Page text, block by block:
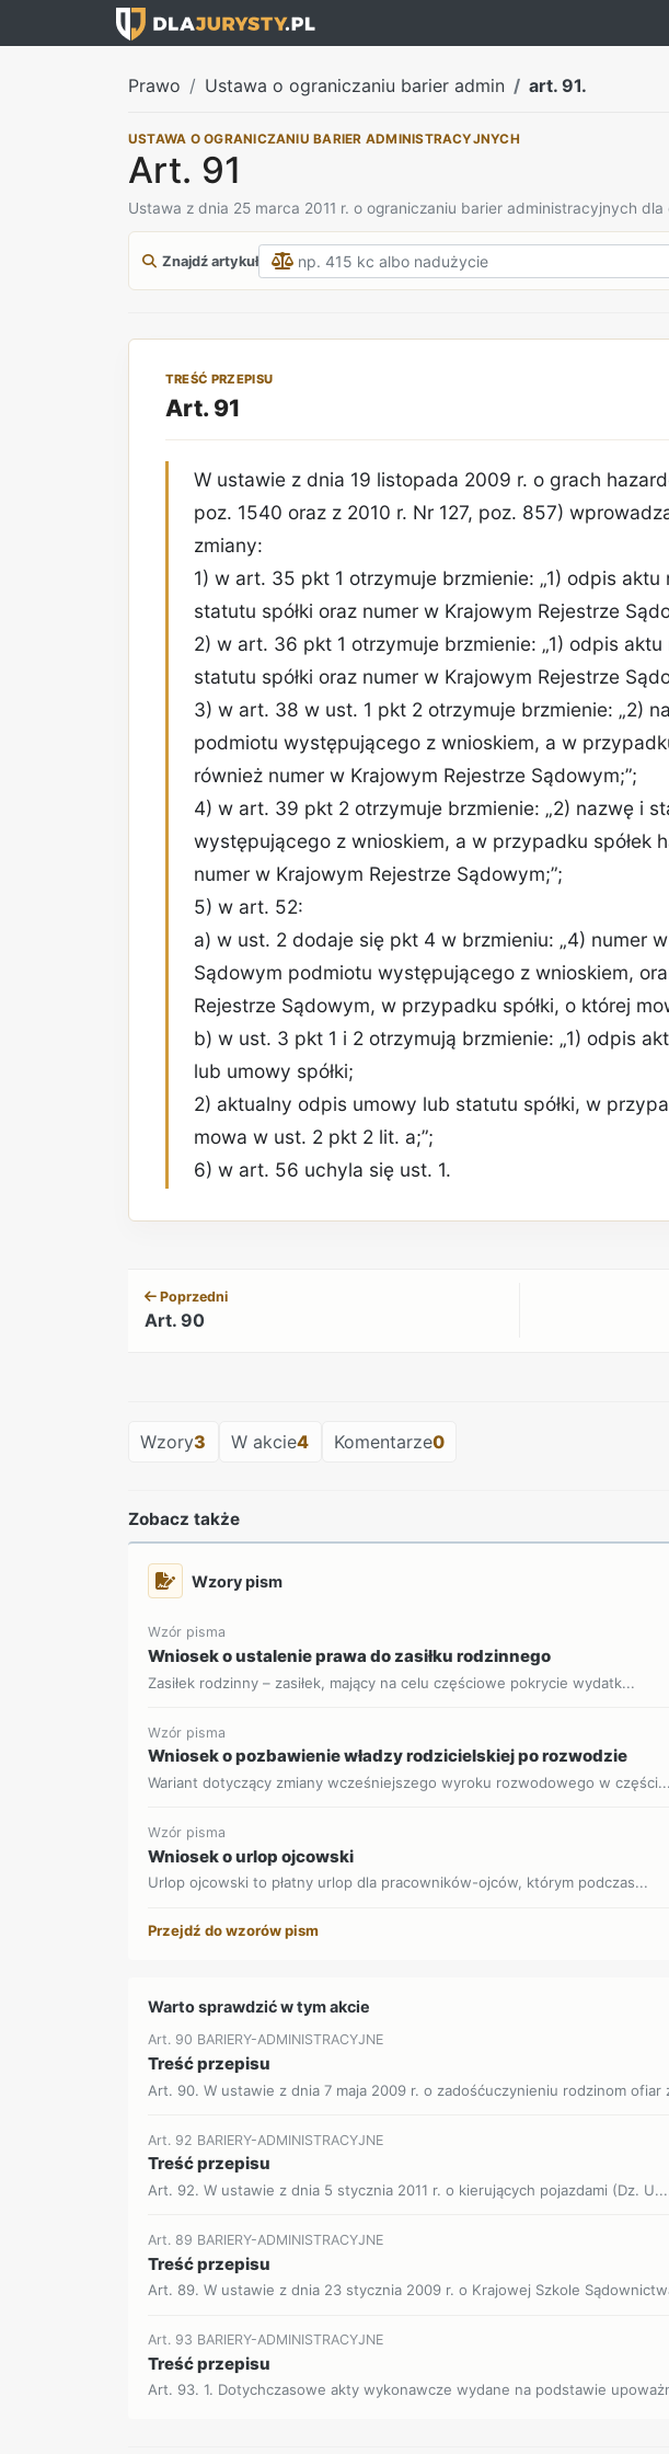
Prawo Ustawa o ograniczaniu barier admin art. 91.
USTAWA O OGRANICZANIU BARIER ADMINISTRACYJNYCH
Art. 91
Ustawa z dnia 25 marca 2011 r. o ograniczaniu barier administracyjnych
Znajdź artykuł
TREŚĆ PRZEPISU
Art. 91
W ustawie z dnia 19 listopada 2009 r. o grach
poz. 1540 oraz z 2010 r. Nr 127, poz. 857)
zmiany:
1) w art. 35 pkt 1 otrzymuje brzmienie: „1) odpis
statutu spółki oraz numer w Krajowym Rejestrze
2) w art. 36 pkt 1 otrzymuje brzmienie: „1) odpis
statutu spółki oraz numer w Krajowym Rejestrze
3) w art. 38 w ust. 1 pkt 2 otrzymuje brzmienie: „2)
podmiotu występującego z wnioskiem, a w
również numer w Krajowym Rejestrze Sądowym;”;
4) w art. 39 pkt 2 otrzymuje brzmienie: „2) nazwę i
występującego z wnioskiem, a w przypadku spółek
numer w Krajowym Rejestrze Sądowym;”;
5) w art. 52:
a) w ust. 2 dodaje się pkt 4 w brzmieniu: „4) numer
Sądowym podmiotu występującego z wnioskiem,
Rejestrze Sądowym, w przypadku spółki, o której
b) w ust. 3 pkt 1 i 2 otrzymują brzmienie: „1) odpis
lub umowy spółki;
2) aktualny odpis umowy lub statutu spółki, w
mowa w ust. 2 pkt 2 lit. a;”;
6) w art. 56 uchyla się ust. 1.
Poprzedni
Art. 90
Wzory3 W akcie4 Komentarze0
Zobacz także
Wzory pism
Wzór pisma
Wniosek o ustalenie prawa do zasiłku rodzinnego
Zasiłek rodzinny – zasiłek, mający na celu częściowe pokrycie wydatk...
Wzór pisma
Wniosek o pozbawienie władzy rodzicielskiej po rozwodzie
Wariant dotyczący zmiany wcześniejszego wyroku rozwodowego w części...
Wzór pisma
Wniosek o urlop ojcowski
Urlop ojcowski to płatny urlop dla pracowników-ojców, którym podczas...
Przejdź do wzorów pism
Warto sprawdzić w tym akcie
Art. 90 BARIERY-ADMINISTRACYJNE
Treść przepisu
Art. 90. W ustawie z dnia 7 maja 2009 r. o zadośćuczynieniu rodzinom ofiar
Art. 92 BARIERY-ADMINISTRACYJNE
Treść przepisu
Art. 92. W ustawie z dnia 5 stycznia 2011 r. o kierujących pojazdami (Dz.
Art. 89 BARIERY-ADMINISTRACYJNE
Treść przepisu
Art. 89. W ustawie z dnia 23 stycznia 2009 r. o Krajowej Szkole
Art. 93 BARIERY-ADMINISTRACYJNE
Treść przepisu
Art. 93. 1. Dotychczasowe akty wykonawcze wydane na podstawie